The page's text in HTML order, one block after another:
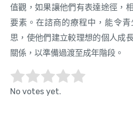
值觀，如果讓他們有表達途徑，
要素。在諮商的療程中，能令
思，使他們建立較理想的個人成
關係，以準備過渡至成年階段。
No votes yet.